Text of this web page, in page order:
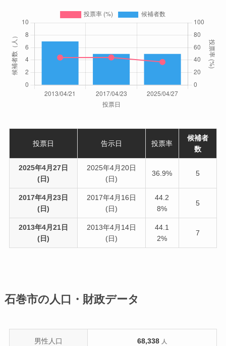
投票日 告示日 投票率
候補者
数
2025年4月27日
(日)
2025年4月20日
(日)
36.9% 5
2017年4月23日
(日)
2017年4月16日
(日)
44.2
8%
5
2013年4月21日
(日)
2013年4月14日
(日)
44.1
2%
7
石巻市の人口・財政データ
男性人口 68,338 人